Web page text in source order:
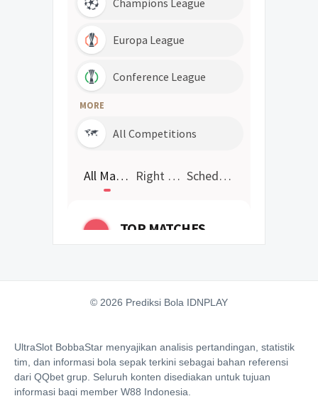
© 2026 Prediksi Bola IDNPLAY
UltraSlot BobbaStar menyajikan analisis pertandingan, statistik
tim, dan informasi bola sepak terkini sebagai bahan referensi
dari QQbet grup. Seluruh konten disediakan untuk tujuan
informasi bagi member W88 Indonesia.